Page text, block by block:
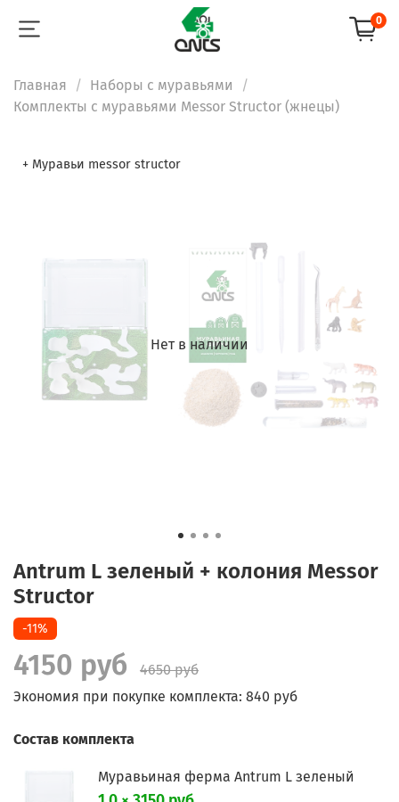
0
Главная
Наборы с муравьями
Комплекты с муравьями Messor Structor (жнецы)
Нет в наличии
+ Муравьи messor structor
Antrum L зеленый + колония Messor
Structor
-11%
4150 руб
4650 руб
Экономия при покупке комплекта: 840 руб
Состав комплекта
Муравьиная ферма Antrum L зеленый